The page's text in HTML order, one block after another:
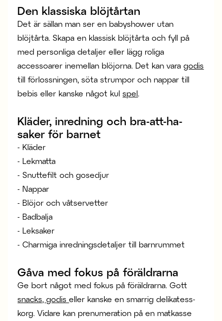
Den klassiska blöjtårtan
Det är sällan man ser en babyshower utan
blöjtårta. Skapa en klassisk blöjtårta och fyll på
med personliga detaljer eller lägg roliga
accessoarer inemellan blöjorna. Det kan varagodis
till förlossningen, söta strumpor och nappar till
bebis eller kanske något kulspel.
Kläder, inredning och bra-att-ha-
saker för barnet
- Kläder
- Lekmatta
- Snuttefilt och gosedjur
- Nappar
- Blöjor och våtservetter
- Badbalja
- Leksaker
- Charmiga inredningsdetaljer till barnrummet
Gåva med fokus på föräldrarna
Ge bort något med fokus på föräldrarna. Gott
snacks, godiseller kanske en smarrig delikatess-
korg. Vidare kan prenumeration på en matkasse